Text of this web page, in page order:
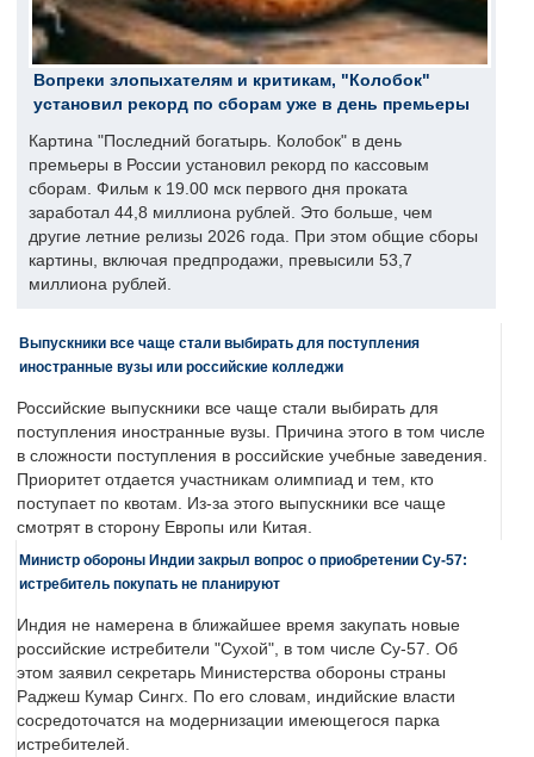
Вопреки злопыхателям и критикам, "Колобок"
установил рекорд по сборам уже в день премьеры
Картина "Последний богатырь. Колобок" в день
премьеры в России установил рекорд по кассовым
сборам. Фильм к 19.00 мск первого дня проката
заработал 44,8 миллиона рублей. Это больше, чем
другие летние релизы 2026 года. При этом общие сборы
картины, включая предпродажи, превысили 53,7
миллиона рублей.
Выпускники все чаще стали выбирать для поступления
иностранные вузы или российские колледжи
Российские выпускники все чаще стали выбирать для
поступления иностранные вузы. Причина этого в том числе
в сложности поступления в российские учебные заведения.
Приоритет отдается участникам олимпиад и тем, кто
поступает по квотам. Из-за этого выпускники все чаще
смотрят в сторону Европы или Китая.
Министр обороны Индии закрыл вопрос о приобретении Су-57:
истребитель покупать не планируют
Индия не намерена в ближайшее время закупать новые
российские истребители "Сухой", в том числе Су-57. Об
этом заявил секретарь Министерства обороны страны
Раджеш Кумар Сингх. По его словам, индийские власти
сосредоточатся на модернизации имеющегося парка
истребителей.